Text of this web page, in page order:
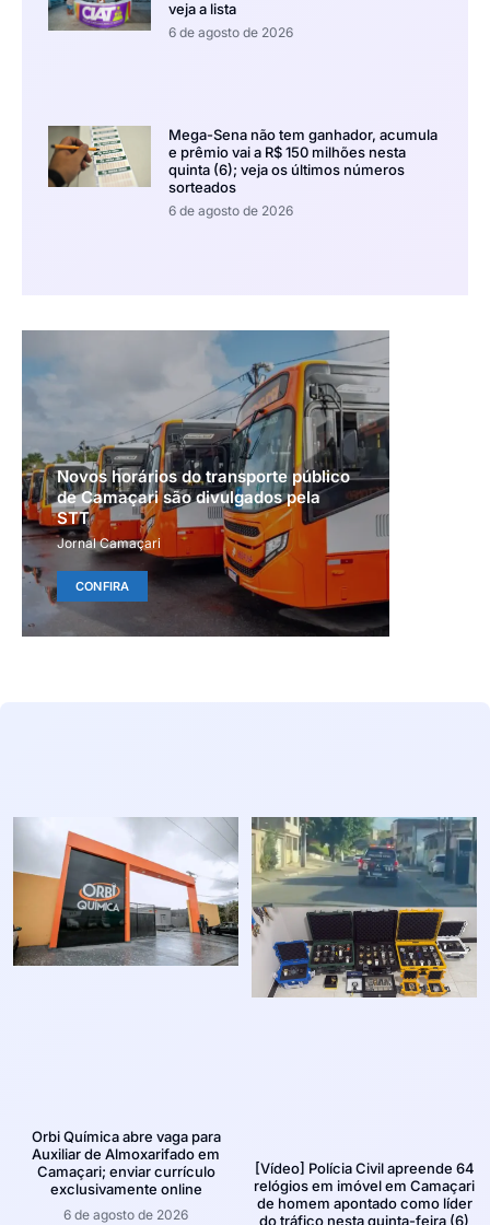
veja a lista
6 de agosto de 2026
Mega-Sena não tem ganhador, acumula
e prêmio vai a R$ 150 milhões nesta
quinta (6); veja os últimos números
sorteados
6 de agosto de 2026
Novos horários do transporte público
de Camaçari são divulgados pela
STT
Jornal Camaçari
CONFIRA
Orbi Química abre vaga para
Auxiliar de Almoxarifado em
Camaçari; enviar currículo
exclusivamente online
6 de agosto de 2026
[Vídeo] Polícia Civil apreende 64
relógios em imóvel em Camaçari
de homem apontado como líder
do tráfico nesta quinta-feira (6)